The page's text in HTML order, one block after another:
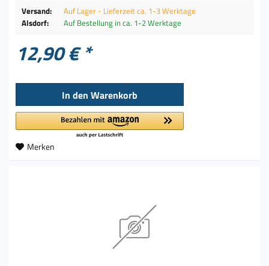
Versand:
Auf Lager - Lieferzeit ca. 1-3 Werktage
Alsdorf:
Auf Bestellung in ca. 1-2 Werktage
12,90 € *
In den Warenkorb
Merken